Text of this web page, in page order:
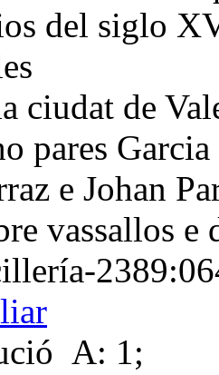
del siglo
ciudat de
pares
e Johan
vassallos e
A: 1;